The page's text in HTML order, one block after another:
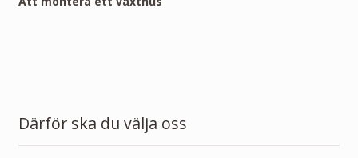
Därför ska du välja oss